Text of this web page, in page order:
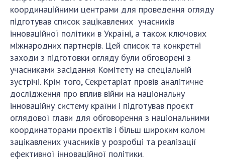
координаційними центрами для проведення огляду
підготував список зацікавлених учасників
інноваційної політики в Україні, а також ключових
міжнародних партнерів. Цей список та конкретні
заходи з підготовки огляду були обговорені з
учасниками засідання Комітету на спеціальній
зустрічі. Крім того, Секретаріат провів аналітичне
дослідження про вплив війни на національну
інноваційну систему країни і підготував проєкт
оглядової глави для обговорення з національними
координаторами проєктів і більш широким колом
зацікавлених учасників у розробці та реалізації
ефективної інноваційної політики.